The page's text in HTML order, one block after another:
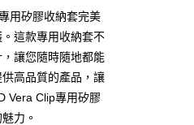
用矽膠收納套完美
這款專用收納套不
讓您隨時隨地都能
高品質的產品，讓
Vera Clip專用矽膠
力。